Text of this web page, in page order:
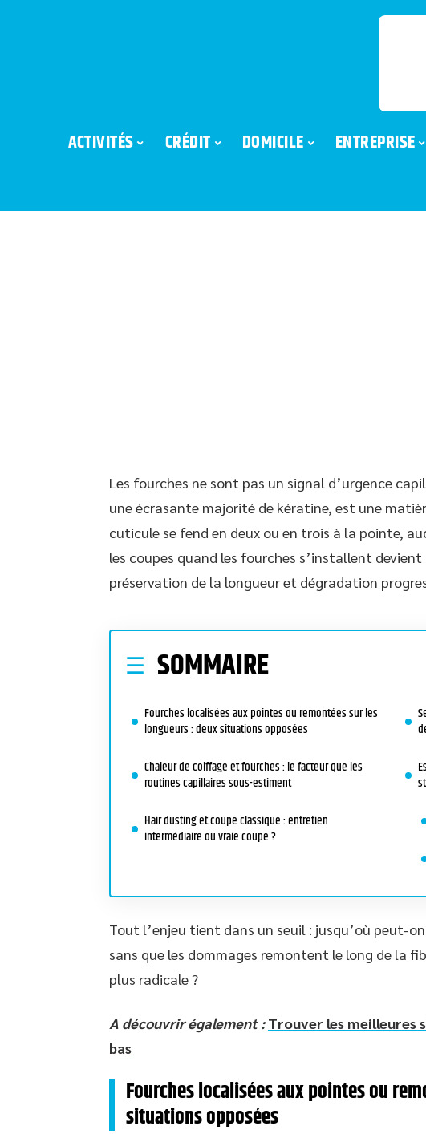
ACTIVITÉS CRÉDIT DOMICILE ENTREPRISE
Les fourches ne sont pas un signal d’urgence
une écrasante majorité de kératine, est une
cuticule se fend en deux ou en trois à la pointe,
les coupes quand les fourches s’installent
préservation de la longueur et dégradation
SOMMAIRE
Fourches localisées aux pointes ou remontées sur les
longueurs : deux situations opposées
Chaleur de coiffage et fourches : le facteur que les
routines capillaires sous-estiment
Hair dusting et coupe classique : entretien
intermédiaire ou vraie coupe ?
Tout l’enjeu tient dans un seuil : jusqu’où peut-
sans que les dommages remontent le long de la
plus radicale ?
A découvrir également : Trouver les meilleures
bas
Fourches localisées aux pointes ou
situations opposées